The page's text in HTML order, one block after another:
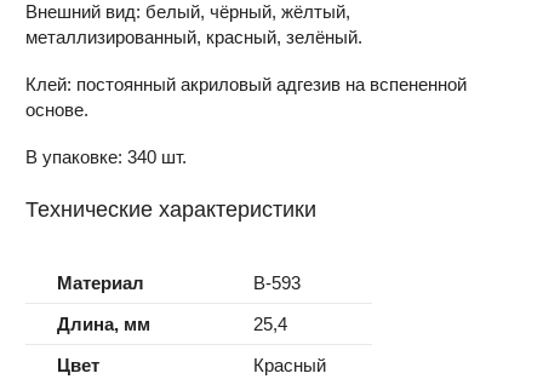
Внешний вид: белый, чёрный, жёлтый,
металлизированный, красный, зелёный.
Клей: постоянный акриловый адгезив на вспененной
основе.
В упаковке: 340 шт.
Технические характеристики
Материал
B-593
Длина, мм
25,4
Цвет
Красный